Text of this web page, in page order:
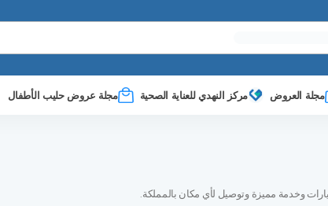
مجلة العروض مركز النهدي للعناية الصحية مجلة عروض حليب الأطفال
وخدمة مميزة وتوصيل لأي مكان بالمملكة.